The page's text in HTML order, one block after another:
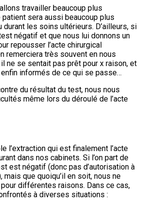
travailler beaucoup plus
sera aussi beaucoup plus
durant les soins ultérieurs. D’ailleurs, si
négatif et que nous lui donnons un
repousser l’acte chirurgical
remerciera très souvent en nous
il ne se sentait pas prêt pour x raison, et
informés de ce qui se passe…
du résultat du test, nous nous
même lors du déroulé de l’acte
l’extraction qui est finalement l’acte
dans nos cabinets. Si l’on part de
est négatif (donc pas d’autorisation à
mais que quoiqu’il en soit, nous ne
différentes raisons. Dans ce cas,
à diverses situations :